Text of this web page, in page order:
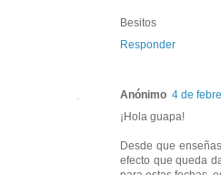
Besitos
Responder
Anónimo 4 de
¡Hola guapa!
Desde que
efecto que queda